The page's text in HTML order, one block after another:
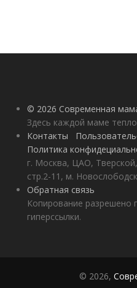
© 2026 Современная
Здесь каждой маме
Контакты
Политика
г. Москва, ЦАО,
стр.2-11, м.
Обратная связь
Копирование разрешено
гиперссылки.
© 2026,